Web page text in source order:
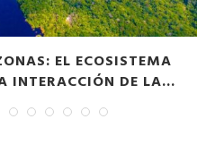
EL ECOSISTEMA
INTERACCIÓN DE LA...